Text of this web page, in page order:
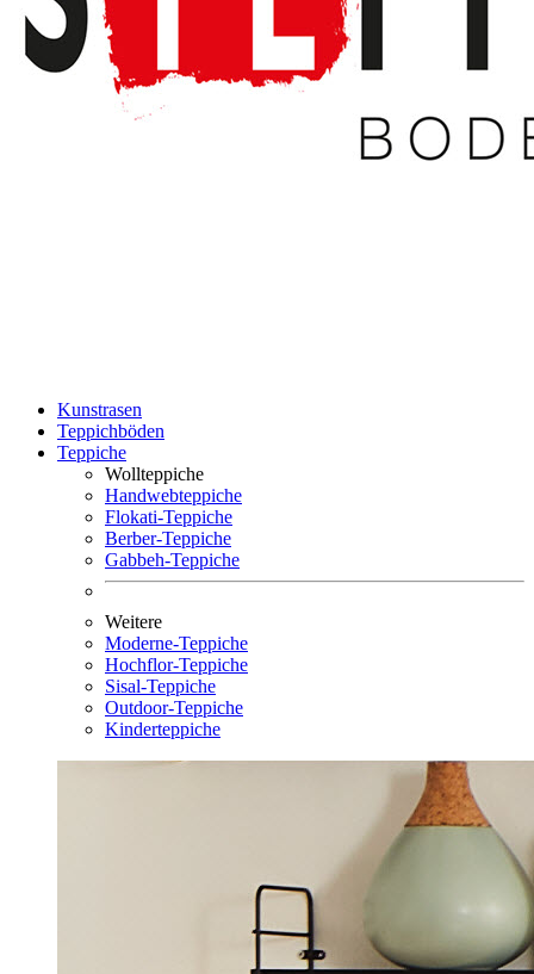
Kunstrasen
Teppichböden
Teppiche
Wollteppiche
Handwebteppiche
Flokati-Teppiche
Berber-Teppiche
Gabbeh-Teppiche
Weitere
Moderne-Teppiche
Hochflor-Teppiche
Sisal-Teppiche
Outdoor-Teppiche
Kinderteppiche